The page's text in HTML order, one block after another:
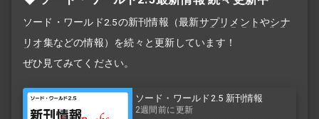
ソード・ワールド2.5の新刊情報（最新サプリメントやシナ
リオ集などの情報）を続々と更新しています！
ぜひ見てみてください。
ソード・ワールド2.5 新刊情報
2週間前に更新